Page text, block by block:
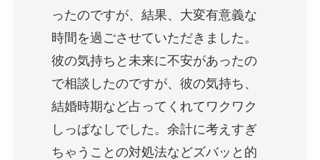
ったのですが、結果、大変有意義な
時間を過ごさせていただきました。
彼の気持ちと未来に不安があったの
で相談したのですが、彼の気持ち、
結婚時期など占ってくれてワクワク
しっぱなしでした。余計に考えすぎ
ちゃうことの対処法などズバッと的